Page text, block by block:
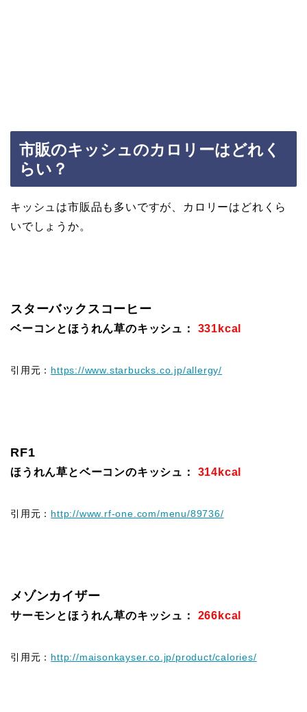
市販のキッシュのカロリーはどれく
らい？
キッシュは市販品も多いですが、カロリーはどれくら
いでしょうか。
スターバックスコーヒー
ベーコンとほうれん草のキッシュ： 331kcal
引用元： https://www.starbucks.co.jp/allergy/
RF1
ほうれん草とベーコンのキッシュ： 314kcal
引用元： http://www.rf-one.com/menu/89736/
メゾンカイザー
サーモンとほうれん草のキッシュ： 266kcal
引用元： http://maisonkayser.co.jp/product/calories/